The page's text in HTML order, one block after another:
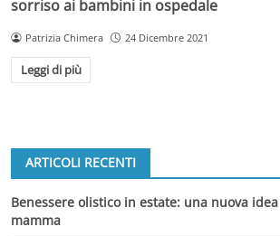
sorriso ai bambini in ospedale
Patrizia Chimera 24 Dicembre 2021
Leggi di più
ARTICOLI RECENTI
Benessere olistico in estate: una nuova
mamma